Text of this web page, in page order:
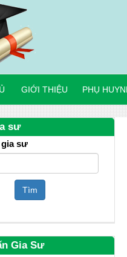
GIỚI THIỆU PHỤ
sư
gia sư
Tìm
Gia Sư